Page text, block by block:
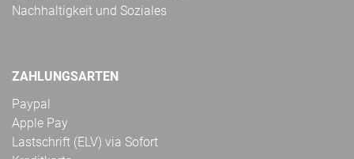
Nachhaltigkeit und Soziales
ZAHLUNGSARTEN
Paypal
Apple Pay
Lastschrift (ELV) via Sofort